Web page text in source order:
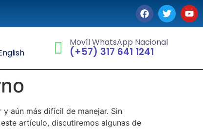
Movíl WhatsApp Nacional
(+57) 317 641 1241
aún más difícil de manejar. Sin
este artículo, discutiremos algunas de